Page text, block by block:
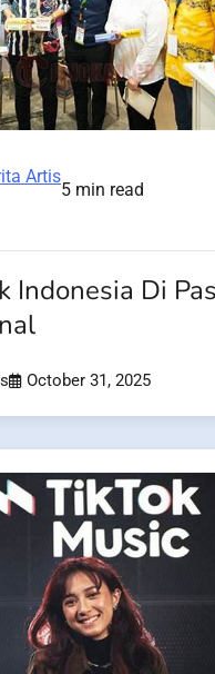
Artis
5 min read
Indonesia Di
October 31, 2025